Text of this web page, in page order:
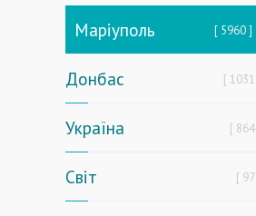
Маріуполь 5960
Донбас 1031
Україна 864
Світ 97